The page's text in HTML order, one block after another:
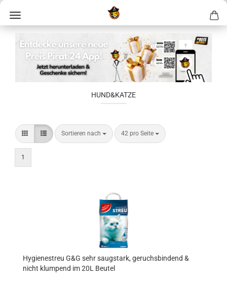
HUND&KATZE
Sortieren nach 42 pro Seite
1
Hy­gie­nestreu G&G sehr saug­stark, ge­ruchs­bin­dend &
nicht klum­pend im 20L Beu­tel